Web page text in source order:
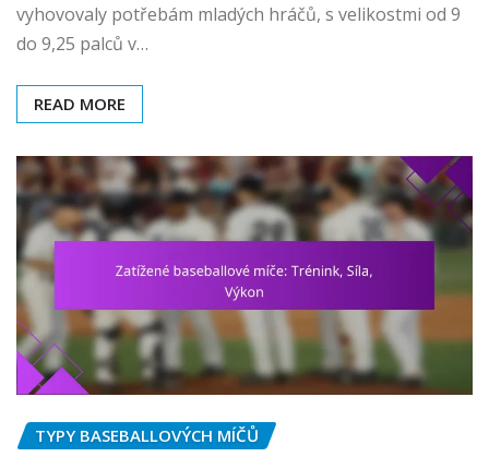
vyhovovaly potřebám mladých hráčů, s velikostmi od 9
do 9,25 palců v…
READ MORE
TYPY BASEBALLOVÝCH MÍČŮ